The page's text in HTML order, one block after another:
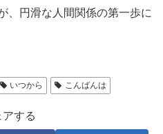
、円滑な人間関係の第一歩に
いつから こんばんは
アする